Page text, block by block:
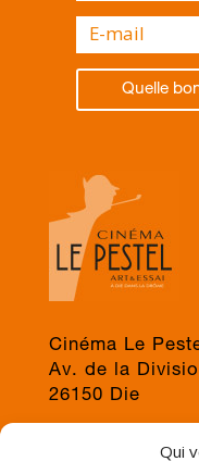
Qui
Quelle
Cinéma Le
Av. de la
26150 Die
jps@cinema-le-